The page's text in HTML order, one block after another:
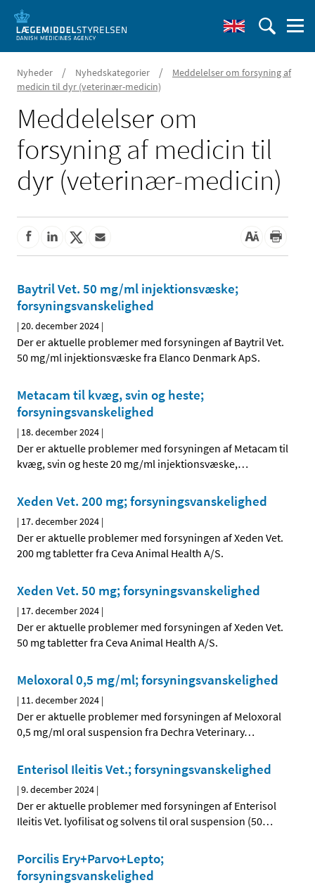
Nyheder / Nyhedskategorier /
Meddelelser om forsyning af
medicin til dyr (veterinær-medicin)
Meddelelser om
forsyning af medicin til
dyr (veterinær-medicin)
Baytril Vet. 50 mg/ml injektionsvæske;
forsyningsvanskelighed
|20. december 2024 |
Der er aktuelle problemer med forsyningen af Baytril Vet.
50 mg/ml injektionsvæske fra Elanco Denmark ApS.
Metacam til kvæg, svin og heste;
forsyningsvanskelighed
| 18. december 2024 |
Der er aktuelle problemer med forsyningen af Metacam til
kvæg, svin og heste 20 mg/ml injektionsvæske,…
Xeden Vet. 200 mg; forsyningsvanskelighed
| 17. december 2024 |
Der er aktuelle problemer med forsyningen af Xeden Vet.
200 mg tabletter fra Ceva Animal Health A/S.
Xeden Vet. 50 mg; forsyningsvanskelighed
| 17. december 2024 |
Der er aktuelle problemer med forsyningen af Xeden Vet.
50 mg tabletter fra Ceva Animal Health A/S.
Meloxoral 0,5 mg/ml; forsyningsvanskelighed
| 11. december 2024 |
Der er aktuelle problemer med forsyningen af Meloxoral
0,5 mg/ml oral suspension fra Dechra Veterinary…
Enterisol Ileitis Vet.; forsyningsvanskelighed
|9. december 2024 |
Der er aktuelle problemer med forsyningen af Enterisol
Ileitis Vet. lyofilisat og solvens til oral suspension (50…
Porcilis Ery+Parvo+Lepto;
forsyningsvanskelighed